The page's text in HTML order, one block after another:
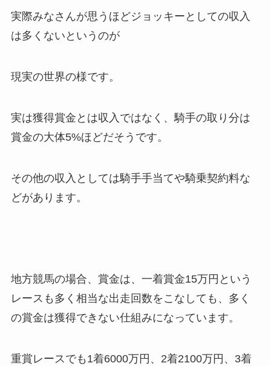
実際みなさんが思うほどジョッキーとしての収入
は多くないというのが
現実の世界の様です。
実は獲得賞金とは収入ではなく、騎手の取り分は
賞金の大体5%ほどだそうです。
その他の収入としては騎手手当てや騎乗契約料な
どがあります。
地方競馬の場合、賞金は、一着賞金15万円という
レースも多く相当な出走回数をこなしても、多く
の賞金は獲得できない仕組みになっています。
重賞レースでも1着6000万円、2着2100万円、3着